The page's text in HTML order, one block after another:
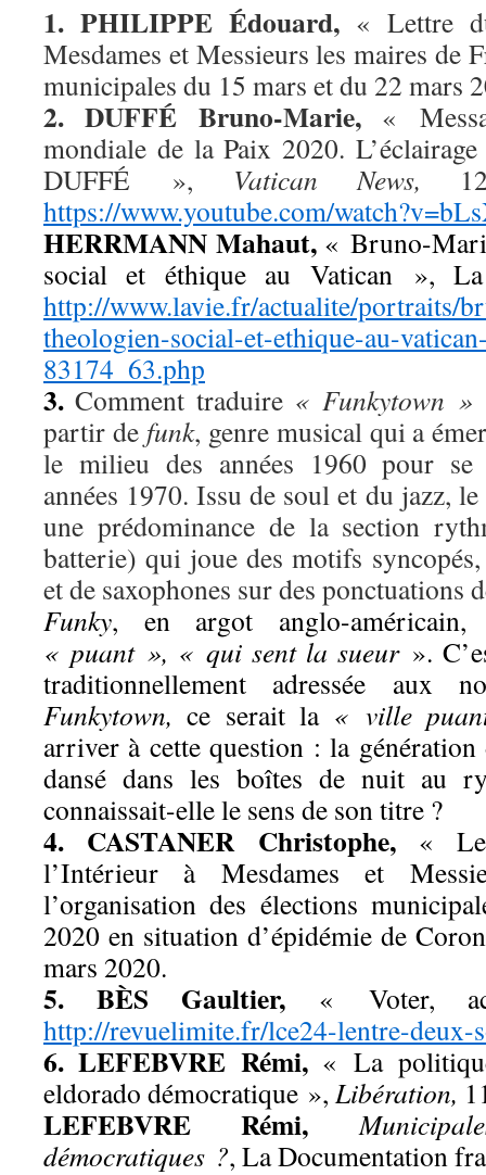
1. PHILIPPE Édouard, « Lettre
Mesdames et Messieurs les maires de
municipales du 15 mars et du 22 mars
2. DUFFÉ Bruno-Marie,«
mondiale de la Paix 2020.
DUFFÉ », Vatican News, 12
https://www.youtube.com/
HERRMANN Mahaut, « Bruno-
social et éthique au Vatican »,
http://www.lavie.fr/actualite/portraits/
theologien-social-et-ethique-au-
83174_63.php
3. Comment traduire « Funkytown »
partir de funk, genre musical qui a
le milieu des années 1960 pour se
années 1970. Issu de soul et du jazz,
une prédominance de la section
batterie) qui joue des motifs
et de saxophones sur des ponctuations
Funky, en argot anglo-américain,
« puant », « qui sent la sueur ».
traditionnellement adressée aux
Funkytown,ce serait la « ville
arriver à cette question : la génération
dansé dans les boîtes de nuit au
connaissait-elle le sens de son titre ?
4. CASTANER Christophe,«
l’Intérieur à Mesdames et
l’organisation des élections
2020 en situation d’épidémie de
mars 2020.
5. BÈS Gaultier, « Voter,
http://revuelimite.fr/lce24-lentre-deux-
6. LEFEBVRE Rémi,« La
eldorado démocratique »,Libération,
LEFEBVRE Rémi,
démocratiques ?, La Documentation